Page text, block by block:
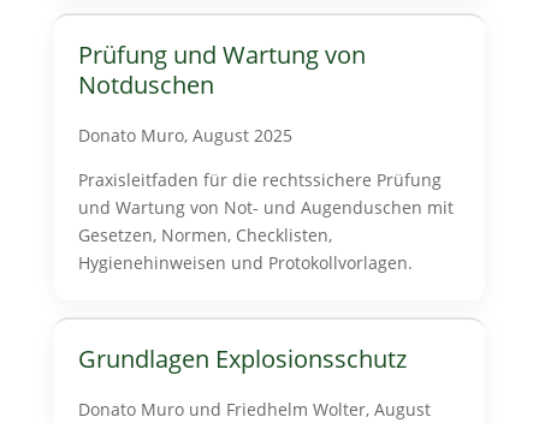
Prüfung und Wartung von
Notduschen
Donato Muro, August 2025
Praxisleitfaden für die rechtssichere Prüfung
und Wartung von Not- und Augenduschen mit
Gesetzen, Normen, Checklisten,
Hygienehinweisen und Protokollvorlagen.
Grundlagen Explosionsschutz
Donato Muro und Friedhelm Wolter, August